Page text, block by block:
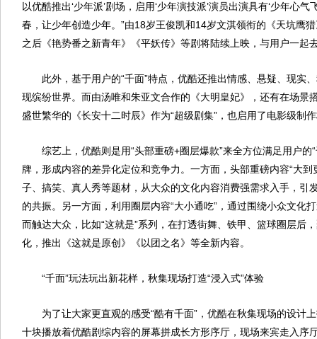
以优酷推出‘少年派’剧场，启用‘少年演技派’演员出演具有‘少年心
春，让少年创造少年。”由18岁王俊凯和14岁文淇领衔的《天坑鹰
之后《艳势番之新青年》《平妖传》等剧将陆续上映，与用户一起
此外，基于用户的“千面”特点，优酷还推出情感、悬疑、现实
现缤纷世界。而由汤唯和朱亚文合作的《大明皇妃》，还有在场景
盛世繁华的《长安十二时辰》作为“超级剧集”，也启用了电影级制
综艺上，优酷则是用“头部重磅+圈层爆款”来全方位满足用户的“
牌，形成内容的差异化定位和竞争力。一方面，头部重磅内容“大到
子、搞笑、真人秀等题材，从大众的文化内容消费强需求入手，引
的共振。另一方面，利用圈层内容“大小通吃”，通过围绕小众文化
而触达大众，比如“这就是”系列，在打透街舞、铁甲、篮球圈层后
化，推出《这就是原创》《以团之名》等全新内容。
“千面”玩法玩出新花样，秋集现场打造“浸入式”体验
为了让大家更直观的感受“酷有千面”，优酷在秋集现场的设计
十块播放着优酷剧综内容的屏幕拼成长方形序厅，现场来宾走入序